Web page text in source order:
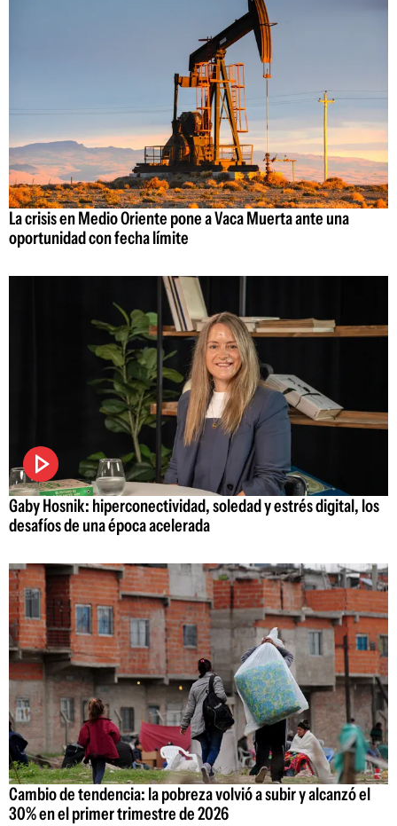
La crisis en Medio Oriente pone a Vaca Muerta ante una
oportunidad con fecha límite
Gaby Hosnik: hiperconectividad, soledad y estrés digital, los
desafíos de una época acelerada
Cambio de tendencia: la pobreza volvió a subir y alcanzó el
30% en el primer trimestre de 2026